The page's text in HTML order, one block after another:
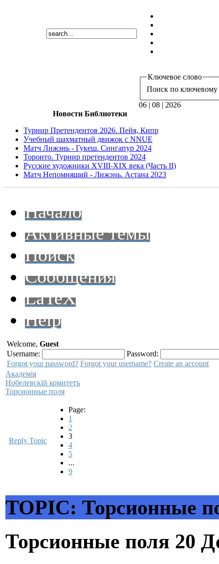
Ключевое слово
Поиск по ключевому
06 | 08 | 2026
Новости Библиотеки
Турнир Претендентов 2026. Пейя, Кипр
Учебный шахматный движок с NNUE
Матч Лижэнь - Гукеш. Сингапур 2024
Торонто. Турнир претендентов 2024
Русские художники XVIII-XIX века (Часть II)
Матч Непомнящий - Лижэнь. Астана 2023
Начало
Активные темы
Поиск
Сообщения
LaTeX
Help
Welcome, Guest
Username:
Password:
Forgot your password? Forgot your username? Create an account
Академiя
Нобелевскiй комитетъ
Торсионные поля
Reply Topic
Page:
1
2
3
4
5
...
9
TOPIC: Торсионные
Торсионные поля 20